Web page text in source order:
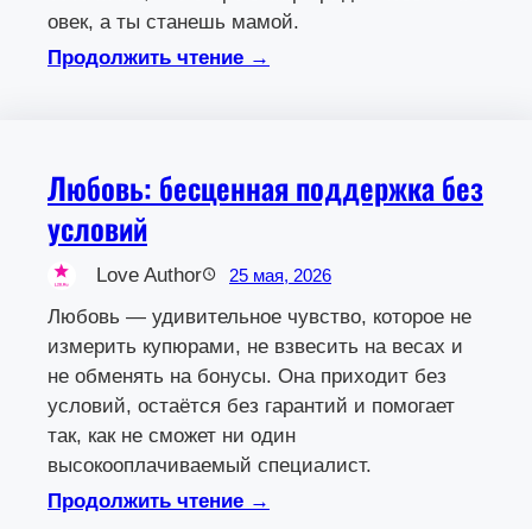
овек, а ты станешь мамой.
Продолжить чтение →
Любовь: бесценная поддержка без
условий
Love Author 25 мая, 2026
Любовь — удивительное чувство, которое не
измерить купюрами, не взвесить на весах и
не обменять на бонусы. Она приходит без
условий, остаётся без гарантий и помогает
так, как не сможет ни один
высокооплачиваемый специалист.
Продолжить чтение →